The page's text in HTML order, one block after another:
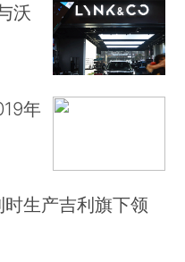
沃
年
生产吉利旗下领